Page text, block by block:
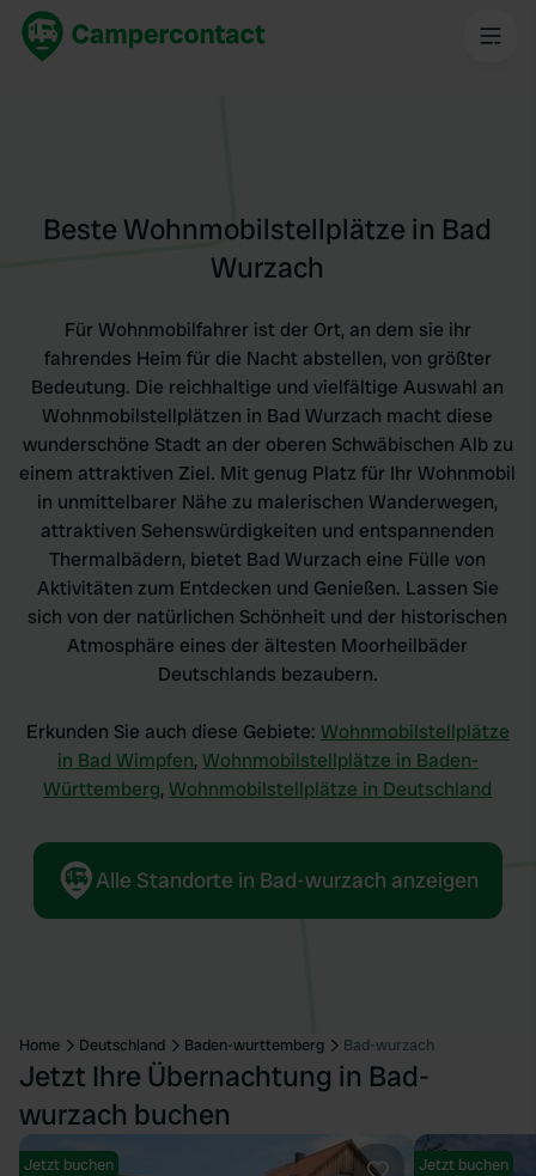
Beste Wohnmobilstellplätze in Bad
Wurzach
Für Wohnmobilfahrer ist der Ort, an dem sie ihr
fahrendes Heim für die Nacht abstellen, von größter
Bedeutung. Die reichhaltige und vielfältige Auswahl an
Wohnmobilstellplätzen in Bad Wurzach macht diese
wunderschöne Stadt an der oberen Schwäbischen Alb zu
einem attraktiven Ziel. Mit genug Platz für Ihr Wohnmobil
in unmittelbarer Nähe zu malerischen Wanderwegen,
attraktiven Sehenswürdigkeiten und entspannenden
Thermalbädern, bietet Bad Wurzach eine Fülle von
Aktivitäten zum Entdecken und Genießen. Lassen Sie
sich von der natürlichen Schönheit und der historischen
Atmosphäre eines der ältesten Moorheilbäder
Deutschlands bezaubern.
Erkunden Sie auch diese Gebiete: Wohnmobilstellplätze
in Bad Wimpfen, Wohnmobilstellplätze in Baden-
Württemberg,Wohnmobilstellplätze in Deutschland
Alle Standorte in Bad-wurzach anzeigen
Home Deutschland Baden-wurttemberg Bad-wurzach
Jetzt Ihre Übernachtung in Bad-
wurzach buchen
Jetzt buchen Jetzt buchen